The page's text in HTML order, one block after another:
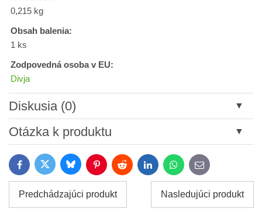
0,215 kg
Obsah balenia:
1 ks
Zodpovedná osoba v EU:
Divja
Diskusia (0)
Nový komentár
Názov:
Meno:*
Otázka k produktu
*
FacebookTwitter BlueskyPinterestReddit LinkedInWhatsApp
E-
mail
Predchádzajúci produkt Nasledujúci produkt